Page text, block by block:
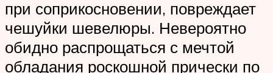
при соприкосновении, повреждает
чешуйки шевелюры. Невероятно
обидно распрощаться с мечтой
обладания роскошной прически по